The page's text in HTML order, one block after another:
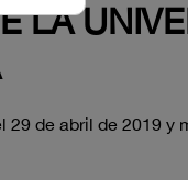
LA
de abril de 2019 y